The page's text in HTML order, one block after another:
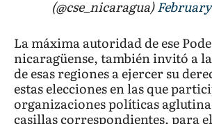
(@cse_nicaragua)
La máxima autoridad de ese
nicaragüense, también invitó a
de esas regiones a ejercer su
estas elecciones en las que
organizaciones políticas
casillas correspondientes, para